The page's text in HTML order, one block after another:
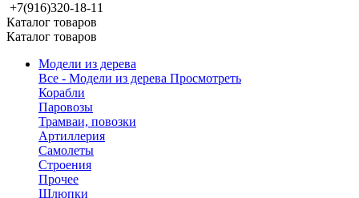
+7(916)320-18-11
Каталог товаров
Каталог товаров
Модели из дерева
Все - Модели из дерева Просмотреть
Корабли
Паровозы
Трамваи, повозки
Артиллерия
Самолеты
Строения
Прочее
Шлюпки